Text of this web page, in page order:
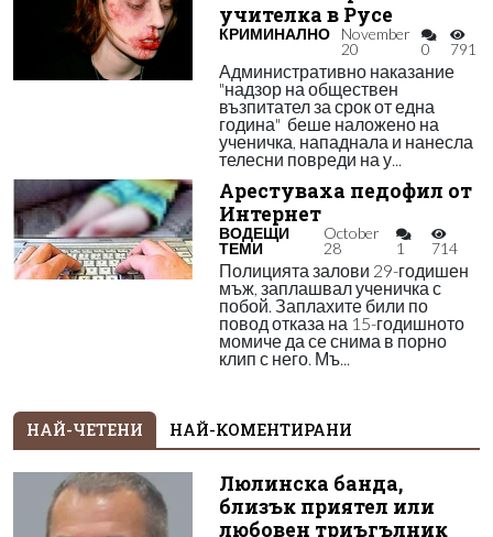
учителка в Русе
КРИМИНАЛНО
November
20
0 791
Административно наказание
"надзор на обществен
възпитател за срок от една
година" беше наложено на
ученичка, нападнала и нанесла
телесни повреди на у...
Арестуваха педофил от
Интернет
ВОДЕЩИ
ТЕМИ
October
28
1 714
Полицията залови 29-годишен
мъж, заплашвал ученичка с
побой. Заплахите били по
повод отказа на 15-годишното
момиче да се снима в порно
клип с него. Мъ...
НАЙ-ЧЕТЕНИ НАЙ-КОМЕНТИРАНИ
Люлинска банда,
близък приятел или
любовен триъгълник